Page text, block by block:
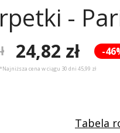
-
-
24,82 zł
*Najniższa cena w ciągu 30 dni 45,99 zł
Tabela